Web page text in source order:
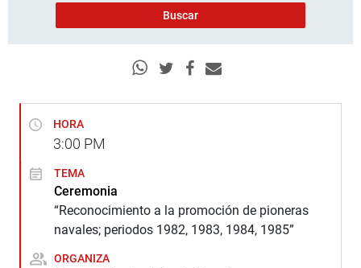
HORA
3:00 PM
TEMA
Ceremonia
“Reconocimiento a la promoción de pioneras
navales; periodos 1982, 1983, 1984, 1985”
ORGANIZA